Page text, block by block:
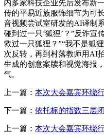
内多家科技企业先后发布新
传的平易近族服饰细节为可
音视频尝试室研发的AI译制
碰到过一只‘狐狸’？”反诈宣
救过一只狐狸？”“我不是狐
次反转，再到村落教师用AI
生成的创意案牍和视觉海报
气。
上一篇： 本次大会嘉宾环绕
下一篇： 依托标的指数三层
上一篇： 本次大会嘉宾环绕